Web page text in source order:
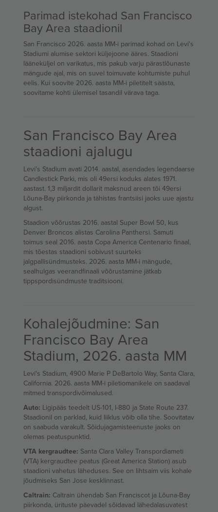
Parimad istekohad San Francisco
Bay Area staadionil
San Francisco 2026. aasta MM-i parimad kohad on Levi's
Stadiumi alumise sektori küljejoone ääres. Staadioni
lääneküljel on varikatus, mis pakub varju pärastlõunaste
mängude ajal, mis on suvel toimuvate kohtumiste puhul
eelis. Kui soovite 2026. aasta MM-i piletitelt säästa,
soovitame kohti ülemisel tasandil värava taga.
San Francisco Bay Area
staadioni ajalugu
Levi's Stadium avati 2014. aastal, asendades legendaarse
Candlestick Parki, mis oli 49ersi koduks alates 1971.
aastast. 1,3 miljardit dollarit maksnud areen tõi 49ersi
Lõuna-Bay piirkonda ja tähistas frantsiisi jaoks uue ajastu
algust.
Staadion võõrustas 2016. aastal Super Bowl 50, kus
Denver Broncos alistas Carolina Panthersi. Samuti
toimus seal 2016. aasta Copa America Centenario finaal,
mis tõestas staadioni sobivust suurteks
jalgpallisündmusteks. 2026. aasta MM-i mängude,
sealhulgas veerandfinaali võõrustamine jätkab
tippspordisündmuste traditsiooni.
Kohalejõudmine: San
Francisco Bay Area
Stadium, 2026. aasta MM
Levi's Stadium, 4900 Marie P DeBartolo Way, Santa Clara,
California. 2026. aasta MM-i piletiomanikele on saadaval
mitmed transpordivõimalused.
Auto: Ligipääs teedelt US-101, I-880 ja State Route 237.
Staadionil on parklad, kuid liiklus võib olla tihe. Soovitatav
on saabuda varakult. Sõidujagamisteenuste jaoks on
olemas peatuspunktid.
VTA kergraudtee: Santa Clara Valley Transpordiameti
(VTA) kergraudtee peatus (Great America Station) asub
staadioni vahetus läheduses. See on lihtsaim viis kohale
jõudmiseks San Jose kesklinnast.
Caltrain: Caltrain ühendab San Franciscot ja Lõuna-Bay
piirkonda, ürituste päevadel sõidavad lähedalasuvatest